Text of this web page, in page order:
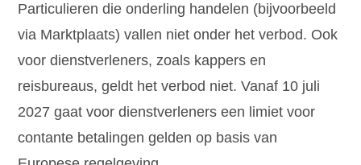
Particulieren die onderling handelen (bijvoorbeeld
via Marktplaats) vallen niet onder het verbod. Ook
voor dienstverleners, zoals kappers en
reisbureaus, geldt het verbod niet. Vanaf 10 juli
2027 gaat voor dienstverleners een limiet voor
contante betalingen gelden op basis van